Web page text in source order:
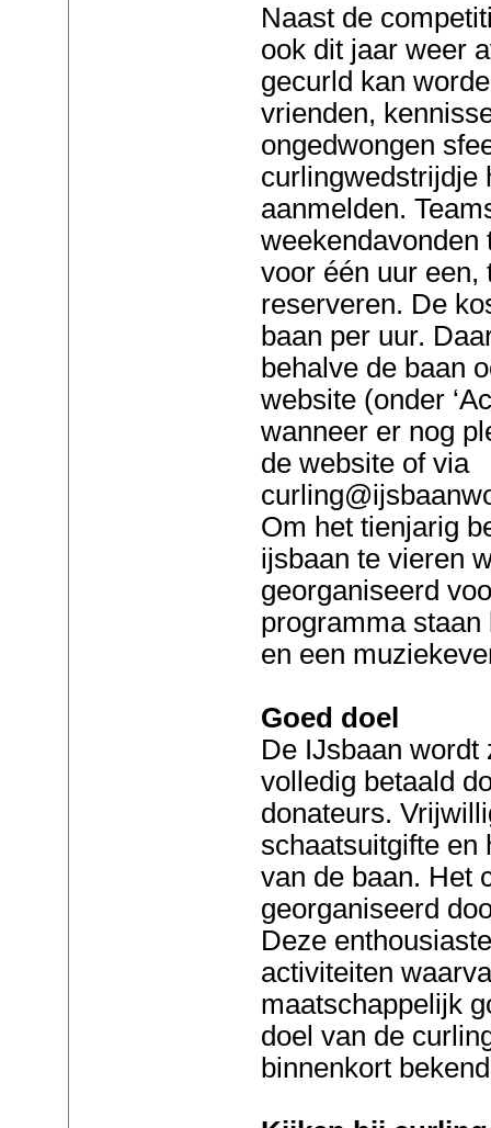
Naast de
ook dit jaar weer
gecurld kan
vrienden,
ongedwongen
curlingwedstrijdje
aanmelden.
weekendavonden
voor één uur een,
reserveren. De
baan per uur.
behalve de baan
website (onder
wanneer er nog
de website of via
Om het tienjarig
ijsbaan te vieren
georganiseerd
programma
en een
Goed doel
De IJsbaan
volledig betaald
donateurs.
schaatsuitgifte en
van de baan. Het
georganiseerd
Deze
activiteiten
maatschappelijk
doel van de
binnenkort